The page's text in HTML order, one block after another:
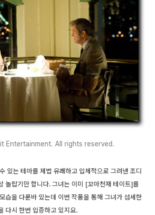
Entertainment. All rights reserved.
있는 테마를 제법 유쾌하고 입체적으로 그려낸 조디
놀랍기만 합니다. 그녀는 이미 [꼬마천재 테이트]를
습을 다룬바 있는데 이번 작품을 통해 그녀가 섬세한
다시 한번 입증하고 있지요.